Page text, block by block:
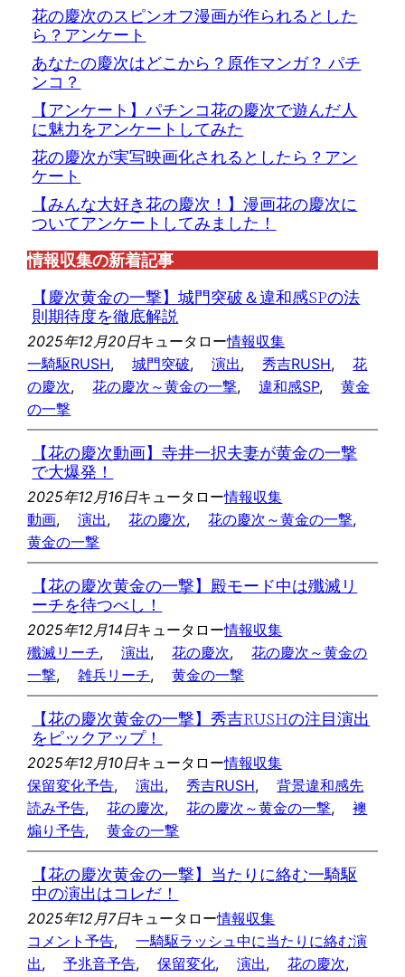
花の慶次のスピンオフ漫画が作られるとした
ら？アンケート
あなたの慶次はどこから？原作マンガ？ パチ
ンコ？
【アンケート】パチンコ花の慶次で遊んだ人
に魅力をアンケートしてみた
花の慶次が実写映画化されるとしたら？アン
ケート
【みんな大好き花の慶次！】漫画花の慶次に
ついてアンケートしてみました！
情報収集の新着記事
【慶次黄金の一撃】城門突破＆違和感SPの法
則期待度を徹底解説
2025年12月20日キュータロー情報収集
一騎駆RUSH, 城門突破, 演出, 秀吉RUSH,
花
の慶次, 花の慶次～黄金の一撃, 違和感SP,
黄金
の一撃
【花の慶次動画】寺井一択夫妻が黄金の一撃
で大爆発！
2025年12月16日キュータロー情報収集
動画, 演出, 花の慶次, 花の慶次～黄金の一撃
黄金の一撃
【花の慶次黄金の一撃】殿モード中は殲滅リ
ーチを待つべし！
2025年12月14日キュータロー情報収集
殲滅リーチ, 演出, 花の慶次,
花の慶次～黄金の
一撃, 雑兵リーチ, 黄金の一撃
【花の慶次黄金の一撃】秀吉RUSHの注目演出
をピックアップ！
2025年12月10日キュータロー情報収集
保留変化予告, 演出, 秀吉RUSH,
背景違和感先
読み予告, 花の慶次, 花の慶次～黄金の一撃,
襖
煽り予告, 黄金の一撃
【花の慶次黄金の一撃】当たりに絡む一騎駆
中の演出はコレだ！
2025年12月7日キュータロー情報収集
コメント予告,
一騎駆ラッシュ中に当たりに絡む演
出, 予兆音予告, 保留変化, 演出, 花の慶次